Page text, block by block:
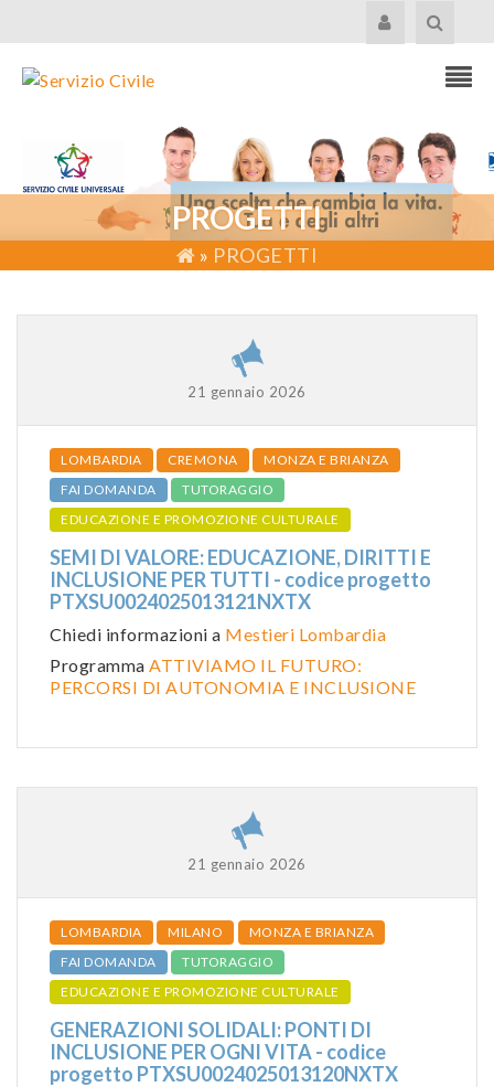
PROGETTI
» PROGETTI
21 gennaio 2026
LOMBARDIA CREMONA
MONZA E BRIANZA
FAI DOMANDA
TUTORAGGIO
EDUCAZIONE E PROMOZIONE CULTURALE
SEMI DI VALORE: EDUCAZIONE, DIRITTI E
INCLUSIONE PER TUTTI - codice progetto
PTXSU0024025013121NXTX
Chiedi informazioni a Mestieri Lombardia
Programma ATTIVIAMO IL FUTURO:
PERCORSI DI AUTONOMIA E INCLUSIONE
21 gennaio 2026
LOMBARDIA MILANO
MONZA E BRIANZA
FAI DOMANDA
TUTORAGGIO
EDUCAZIONE E PROMOZIONE CULTURALE
GENERAZIONI SOLIDALI: PONTI DI
INCLUSIONE PER OGNI VITA - codice
progetto PTXSU0024025013120NXTX